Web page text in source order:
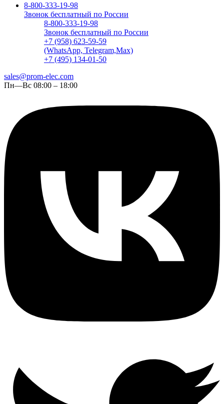
8-800-333-19-98
Звонок бесплатный по России
8-800-333-19-98
Звонок бесплатный по России
+7 (958) 623-59-59
(WhatsApp, Telegram,Max)
+7 (495) 134-01-50
sales@prom-elec.com
Пн—Вс 08:00 – 18:00